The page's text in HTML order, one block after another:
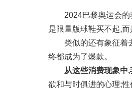
2024巴黎奥运会的
是限量版球鞋买不起,
类似的还有象征着
终都成为了爆款。
从这些消费现象中
欲和与时俱进的心理;性